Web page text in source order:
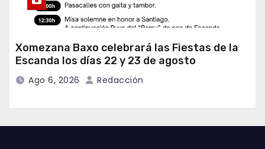
Xomezana Baxo celebrará las Fiestas de la
Escanda los días 22 y 23 de agosto
Ago 6, 2026 Redacción